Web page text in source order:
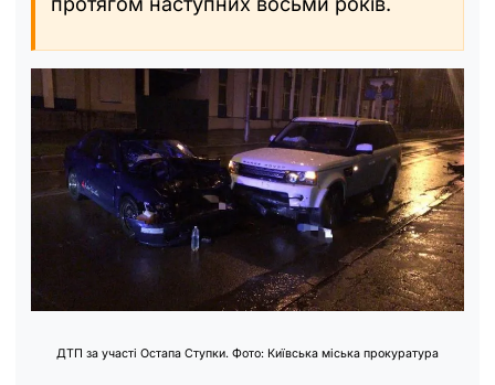
ДТП за участі Остапа Ступки. Фото: Київська міська прокуратура